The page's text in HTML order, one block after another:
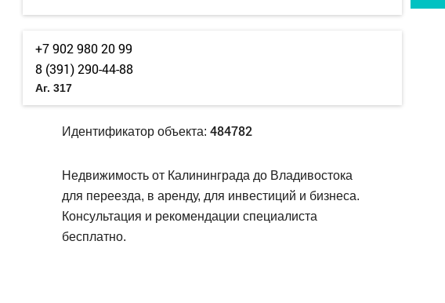
+7 902 980 20 99
8 (391) 290-44-88
Аг. 317
Идентификатор объекта: 484782
Недвижимость от Калининграда до Владивостока
для переезда, в аренду, для инвестиций и бизнеса.
Консультация и рекомендации специалиста
бесплатно.